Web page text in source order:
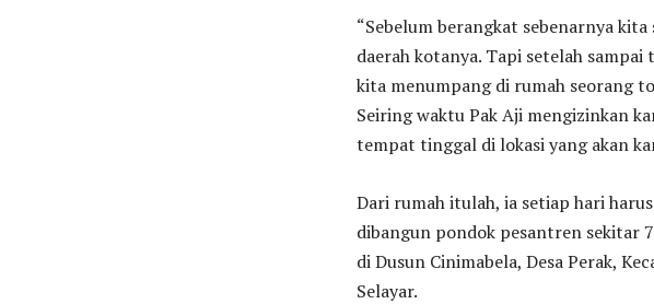
“Sebelum berangkat sebenarnya
daerah kotanya. Tapi setelah
kita menumpang di rumah seorang
Seiring waktu Pak Aji mengizinkan
tempat tinggal di lokasi yang akan
Dari rumah itulah, ia setiap hari
dibangun pondok pesantren sekitar
di Dusun Cinimabela, Desa Perak,
Selayar.